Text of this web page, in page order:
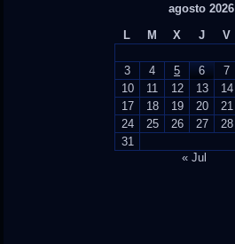
agosto 2026
L
M X J V
3
4 5 6 7
10
11 12 13 14
17
18 19 20 21
24
25 26 27 28
31
« Jul